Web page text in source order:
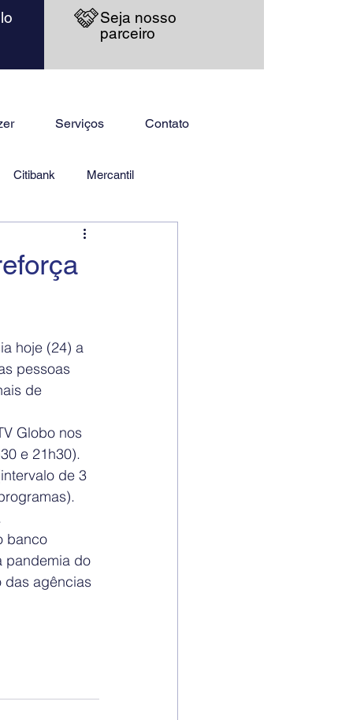
Seja nosso
parceiro
Serviços Contato
Citibank Mercantil
hoje (24) a
pessoas
de
Globo nos
e 21h30).
de 3
banco
pandemia do
das agências